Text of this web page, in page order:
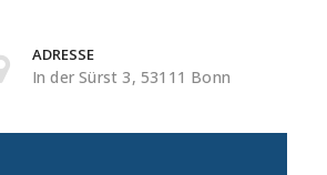
ADRESSE
In der Sürst 3, 53111 Bonn